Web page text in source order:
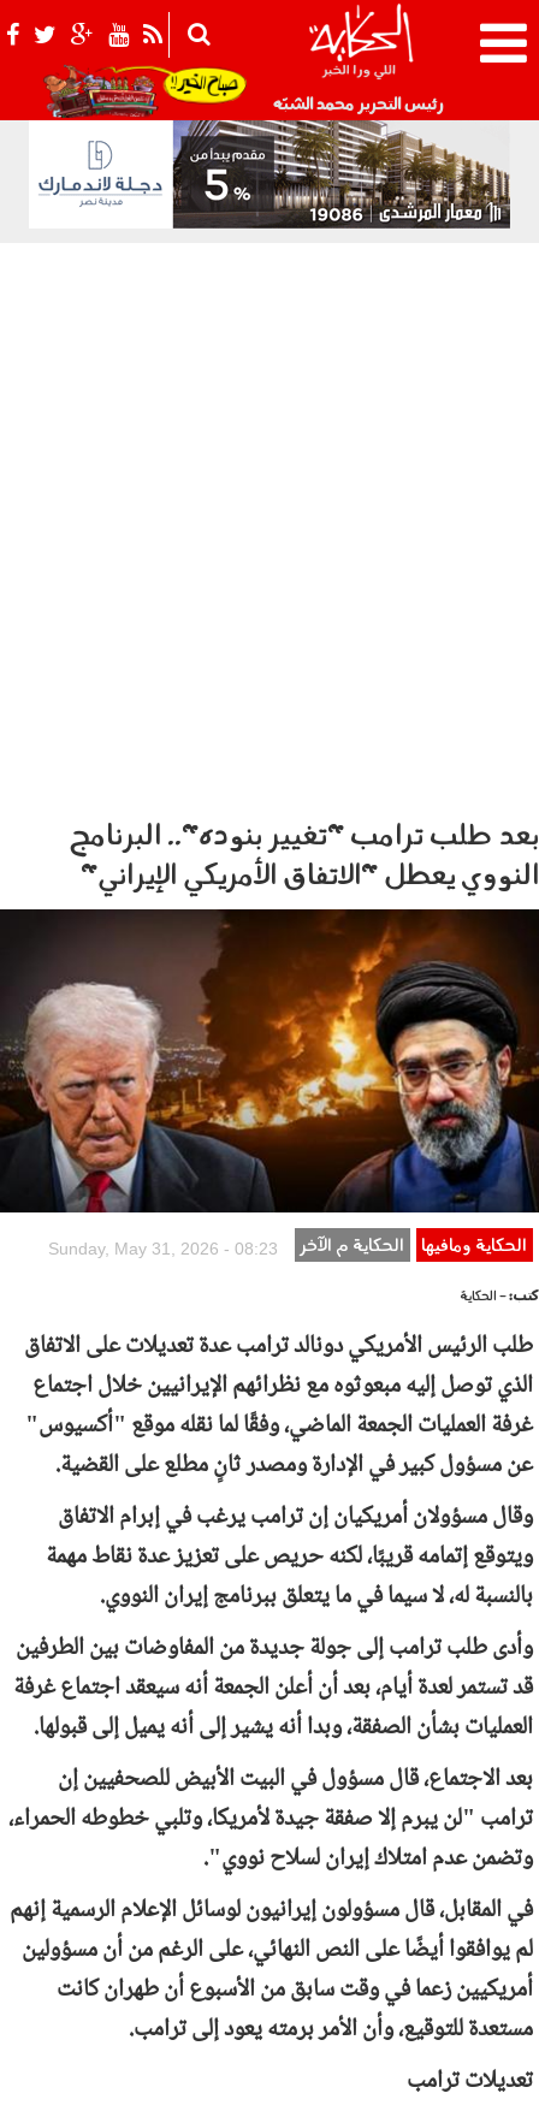
رئيس التحرير محمد الشبّه 021_2.png
بعد طلب ترامب "تغيير بنوده".. البرنامج
النووي يعطل "الاتفاق الأمريكي الإيراني"
310501.jpg
الحكاية ومافيها الحكاية م الآخر Sunday, May 31, 2026 - 08:23
كتب:- الحكاية
طلب الرئيس الأمريكي دونالد ترامب عدة تعديلات على الاتفاق
الذي توصل إليه مبعوثوه مع نظرائهم الإيرانيين خلال اجتماع
غرفة العمليات الجمعة الماضي، وفقًا لما نقله موقع "أكسيوس"
عن مسؤول كبير في الإدارة ومصدر ثانٍ مطلع على القضية.
وقال مسؤولان أمريكيان إن ترامب يرغب في إبرام الاتفاق
ويتوقع إتمامه قريبًا، لكنه حريص على تعزيز عدة نقاط مهمة
بالنسبة له، لا سيما في ما يتعلق ببرنامج إيران النووي.
وأدى طلب ترامب إلى جولة جديدة من المفاوضات بين الطرفين
قد تستمر لعدة أيام، بعد أن أعلن الجمعة أنه سيعقد اجتماع غرفة
العمليات بشأن الصفقة، وبدا أنه يشير إلى أنه يميل إلى قبولها.
بعد الاجتماع، قال مسؤول في البيت الأبيض للصحفيين إن
ترامب "لن يبرم إلا صفقة جيدة لأمريكا، وتلبي خطوطه الحمراء،
وتضمن عدم امتلاك إيران لسلاح نووي".
في المقابل، قال مسؤولون إيرانيون لوسائل الإعلام الرسمية إنهم
لم يوافقوا أيضًا على النص النهائي، على الرغم من أن مسؤولين
أمريكيين زعما في وقت سابق من الأسبوع أن طهران كانت
مستعدة للتوقيع، وأن الأمر برمته يعود إلى ترامب.
تعديلات ترامب